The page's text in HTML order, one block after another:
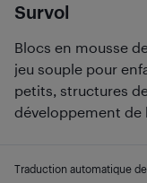
Survol
Blocs en mousse
jeu souple pour
petits, structures
développement de
Traduction automatique de